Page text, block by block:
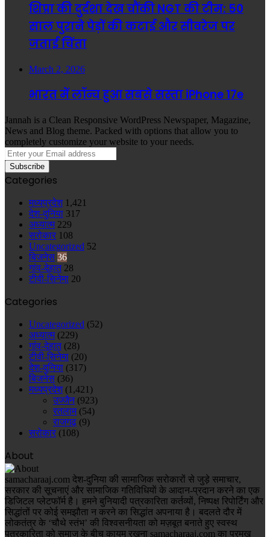
शिप्रा की दुर्दशा देख चौंकी NGT की टीम: 50
साल पुराने पेड़ों की कटाई और सीवरेज पर
जताई चिंता
March 2, 2026
भारत में लॉन्च हुआ सबसे सस्ता iPhone 17e
Jannah is a Clean Responsive WordPress Newspaper, Magazine,
News and Blog theme. Packed with options that allow you to
completely customize your website to your needs.
Enter
your
Email
address
Categories
मध्यप्रदेश 1,421
देश-दुनिया 317
अध्यात्म 229
सरोकार 108
Uncategorized 52
बिजनेस 36
गांव-देहात 28
टीवी-सिनेमा 20
Categories
Uncategorized (52)
अध्यात्म(229)
गांव-देहात(28)
टीवी-सिनेमा (20)
देश-दुनिया (317)
बिजनेस (36)
मध्यप्रदेश(1,421)
उज्जैन(923)
रतलाम(54)
राजगढ़ (9)
सरोकार (108)
About
samacharaaj.com देश-दुनिया की सामाजिक सरोकारों से जुड़े समाचार,
सरकार की सूचनाएं और सामाजिक गतिविधियाें के आदान-प्रदान करने का एक
डिजिटल प्लेटफॉर्म है। हमने बुनियादी पत्रकारिता कर्तव्यों, निष्पक्ष रिपोर्टिंग और
सिद्धांतों पर कोई समझौता न करने का सिद्धांत अपनाया है। बदलते दौर में
लोकतंत्र के ‘चौथे स्तंभ’ की विश्वसनीयता को मज़बूत बनाते हुए स्वस्थ
पत्रकारिता को समाज के बीच कायम रखना samacharaaj.com का प्रमुख